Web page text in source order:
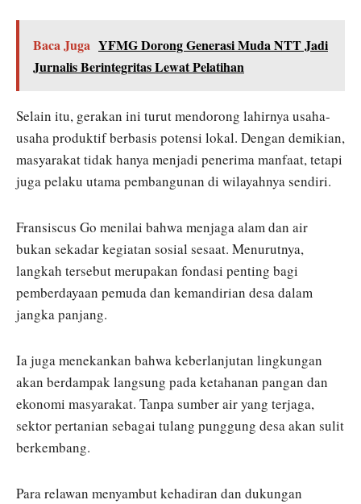
Baca Juga YFMG Dorong Generasi Muda NTT Jadi
Jurnalis Berintegritas Lewat Pelatihan
Selain itu, gerakan ini turut mendorong lahirnya usaha-
usaha produktif berbasis potensi lokal. Dengan demikian,
masyarakat tidak hanya menjadi penerima manfaat, tetapi
juga pelaku utama pembangunan di wilayahnya sendiri.
Fransiscus Go menilai bahwa menjaga alam dan air
bukan sekadar kegiatan sosial sesaat. Menurutnya,
langkah tersebut merupakan fondasi penting bagi
pemberdayaan pemuda dan kemandirian desa dalam
jangka panjang.
Ia juga menekankan bahwa keberlanjutan lingkungan
akan berdampak langsung pada ketahanan pangan dan
ekonomi masyarakat. Tanpa sumber air yang terjaga,
sektor pertanian sebagai tulang punggung desa akan sulit
berkembang.
Para relawan menyambut kehadiran dan dukungan